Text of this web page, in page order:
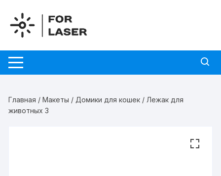
содержимому
Главная /Макеты / Домики для кошек / Лежак для
животных 3